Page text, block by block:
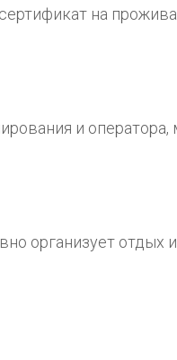
на
и
организует отдых